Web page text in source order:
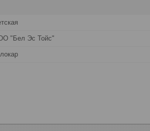
"Бел Эс Тойс"